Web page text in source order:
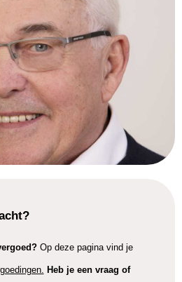
Op deze pagina vind je
Heb je een vraag of